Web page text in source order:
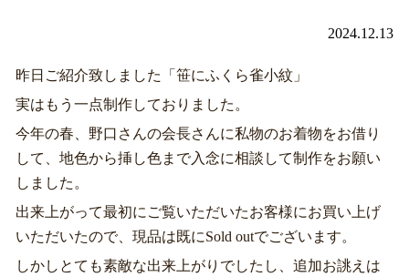
2024.12.13
昨日ご紹介致しました「笹にふくら雀小紋」
実はもう一点制作しておりました。
今年の春、野口さんの会長さんに私物のお着物をお借り
して、地色から挿し色まで入念に相談して制作をお願い
しました。
出来上がって最初にご覧いただいたお客様にお買い上げ
いただいたので、現品は既にSold outでございます。
しかしとても素敵な出来上がりでしたし、追加お誂えは